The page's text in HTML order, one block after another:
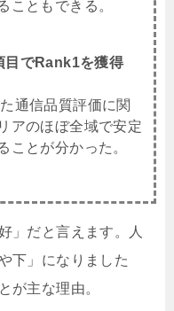
こともできる。
目でRank1を獲得
通信品質評価に関
アのほぼ全域で安定
ことが分かった。
」だと言えます。人
下」になりました
が主な理由。